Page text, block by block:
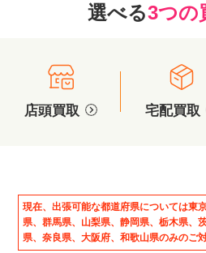
選べる3つの
店頭買取 宅配買取
現在、出張可能な都道府県については東
県、群馬県、山梨県、静岡県、栃木県、
県、奈良県、大阪府、和歌山県のみのご